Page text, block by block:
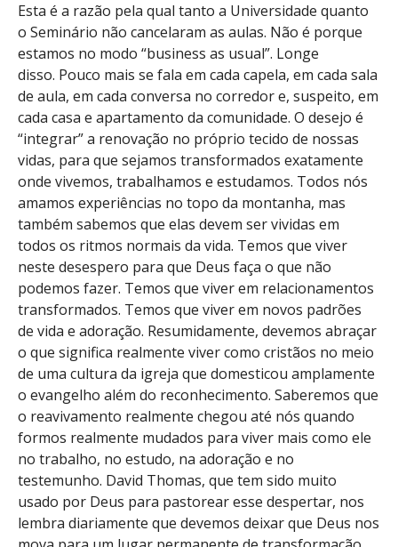
Esta é a razão pela qual tanto a Universidade quanto
o Seminário não cancelaram as aulas. Não é porque
estamos no modo “business as usual”. Longe
disso. Pouco mais se fala em cada capela, em cada sala
de aula, em cada conversa no corredor e, suspeito, em
cada casa e apartamento da comunidade. O desejo é
“integrar” a renovação no próprio tecido de nossas
vidas, para que sejamos transformados exatamente
onde vivemos, trabalhamos e estudamos. Todos nós
amamos experiências no topo da montanha, mas
também sabemos que elas devem ser vividas em
todos os ritmos normais da vida. Temos que viver
neste desespero para que Deus faça o que não
podemos fazer. Temos que viver em relacionamentos
transformados. Temos que viver em novos padrões
de vida e adoração. Resumidamente, devemos abraçar
o que significa realmente viver como cristãos no meio
de uma cultura da igreja que domesticou amplamente
o evangelho além do reconhecimento. Saberemos que
o reavivamento realmente chegou até nós quando
formos realmente mudados para viver mais como ele
no trabalho, no estudo, na adoração e no
testemunho. David Thomas, que tem sido muito
usado por Deus para pastorear esse despertar, nos
lembra diariamente que devemos deixar que Deus nos